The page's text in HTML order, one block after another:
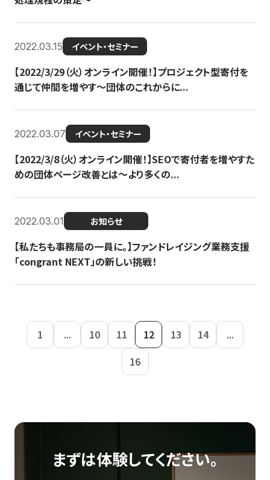
2022.03.15 イベント・セミナー
【2022/3/29（火）オンライン開催！】プロジェクト型寄付を
通じて仲間を増やす～団体のこれからに...
2022.03.07 イベント・セミナー
【2022/3/8（火）オンライン開催！】SEOで寄付者を増やすた
めの団体ページ改善とは～より多くの...
2022.03.01 お知らせ
【私たちも事務局の一員に。】ファンドレイジング業務支援
「congrant NEXT」の新しい挑戦！
1 ... 10 11 12 13 14
...
16
まずは体験してください。